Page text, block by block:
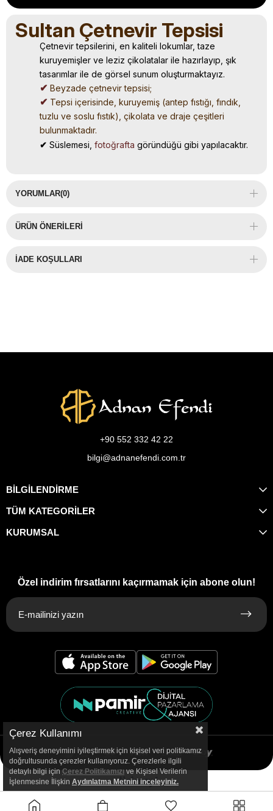
Sultan Çetnevir Tepsisi
Çetnevir tepsilerini, en kaliteli lokumlar, taze
kuruyemişler ve leziz çikolatalar ile hazırlayıp, şık
tasarımlar ile de görsel sunum oluşturmaktayız.
✔ Beyzade çetnevir tepsisi;
✔ Tepsi içerisinde, kuruyemiş (antep fıstığı, fındık,
tuzlu ve soslu fıstık), çikolata ve draje çeşitleri
bulunmaktadır.
✔ Süslemesi, fotoğrafta göründüğü gibi yapılacaktır.
YORUMLAR(0)
ÜRÜN ÖNERILERI
İADE KOŞULLARI
+90 552 332 42 22
bilgi@adnanefendi.com.tr
BİLGİLENDİRME
TÜM KATEGORİLER
KURUMSAL
Özel indirim fırsatlarını kaçırmamak için abone olun!
Çerez Kullanımı
Alışveriş deneyimini iyileştirmek için kişisel veri politikamız
doğrultusunda çerezler kullanıyoruz. Çerezlerle ilgili
detaylı bilgi için Çerez Politikamızı ve Kişisel Verilerin
İşlenmesine İlişkin Aydınlatma Metnini inceleyiniz.